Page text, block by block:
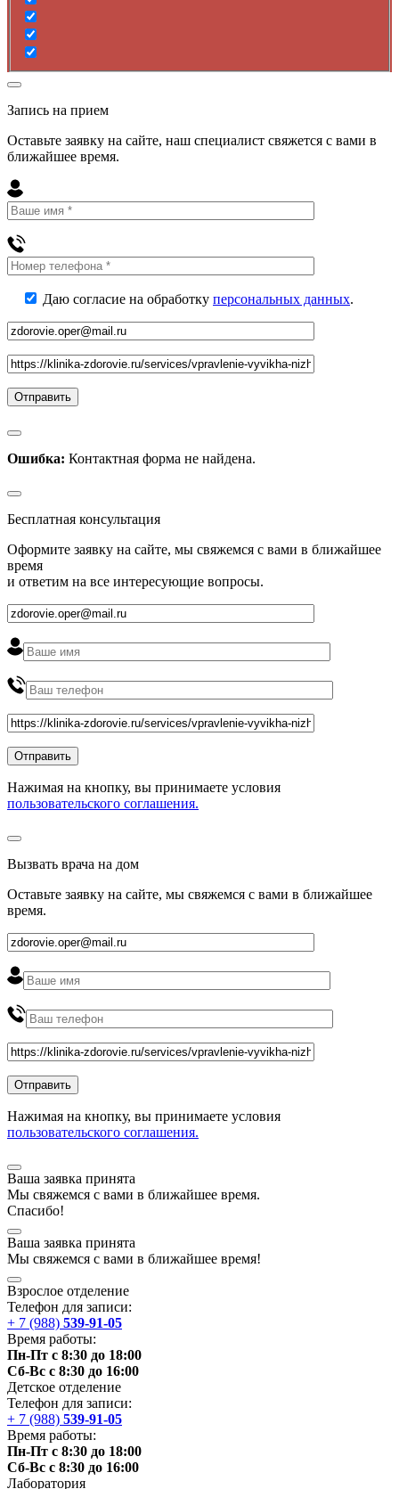
Запись на прием
Оставьте заявку на сайте, наш специалист свяжется с вами в
ближайшее время.
Даю согласие на обработку персональных данных.
Ошибка: Контактная форма не найдена.
Бесплатная консультация
Оформите заявку на сайте, мы свяжемся с вами в ближайшее
время
и ответим на все интересующие вопросы.
Нажимая на кнопку, вы принимаете условия
пользовательского соглашения.
Вызвать врача на дом
Оставьте заявку на сайте, мы свяжемся с вами в ближайшее
время.
Нажимая на кнопку, вы принимаете условия
пользовательского соглашения.
Ваша заявка принята
Мы свяжемся с вами в ближайшее время.
Спасибо!
Ваша заявка принята
Мы свяжемся с вами в ближайшее время!
Взрослое отделение
Телефон для записи:
+ 7 (988) 539-91-05
Время работы:
Пн-Пт с 8:30 до 18:00
Сб-Вс с 8:30 до 16:00
Детское отделение
Телефон для записи:
+ 7 (988) 539-91-05
Время работы:
Пн-Пт с 8:30 до 18:00
Сб-Вс с 8:30 до 16:00
Лаборатория